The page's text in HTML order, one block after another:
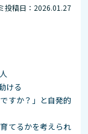
投稿日：2026.01.27
ける
すか？」と自発的
てるかを考えられ